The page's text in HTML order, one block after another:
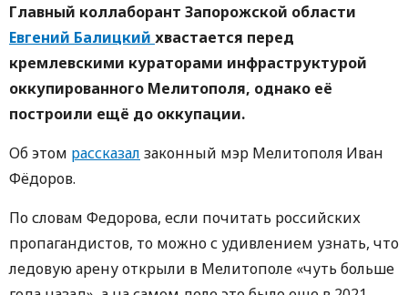
Главный коллаборант Запорожской области
Евгений Балицкий хвастается перед
кремлевскими кураторами инфраструктурой
оккупированного Мелитополя, однако её
построили ещё до оккупации.
Об этом рассказал законный мэр Мелитополя Иван
Фёдоров.
По словам Федорова, если почитать российских
пропагандистов, то можно с удивлением узнать, что
ледовую арену открыли в Мелитополе «чуть больше